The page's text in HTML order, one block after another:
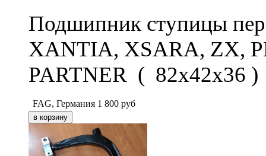
Подшипник ступицы
XANTIA, XSARA, ZX,
PARTNER ( 82x42x36 )
FAG, Германия 1 800 руб